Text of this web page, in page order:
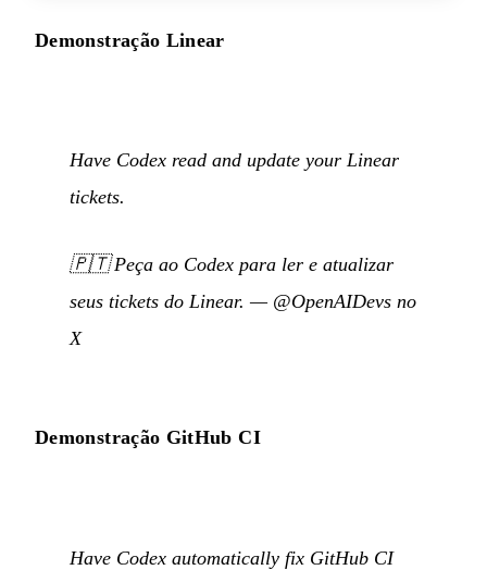
Demonstração Linear
Have Codex read and update your Linear
tickets.
🇵🇹Peça ao Codex para ler e atualizar
seus tickets do Linear. — @OpenAIDevs no
X
Demonstração GitHub CI
Have Codex automatically fix GitHub CI